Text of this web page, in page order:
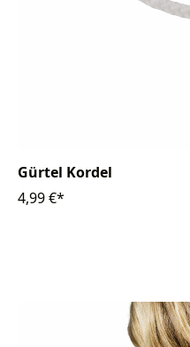
Gürtel Kordel
4,99 €*